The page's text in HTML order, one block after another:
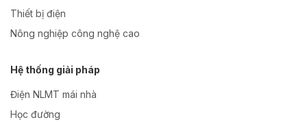
Thiết bị điện
Nông nghiệp công nghệ cao
Hệ thống giải pháp
Điện NLMT mái nhà
Học đường